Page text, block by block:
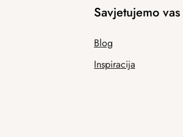
Savjetujemo vas
Blog
Inspiracija